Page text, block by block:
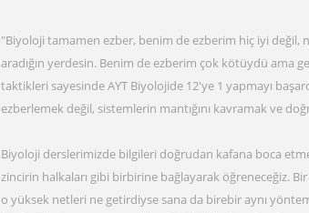
"Biyoloji tamamen ezber, benim de ezberim hiç iyi değil,
aradığın yerdesin. Benim de ezberim çok kötüydü ama
taktikleri sayesinde AYT Biyolojide 12'ye 1 yapmayı
ezberlemek değil, sistemlerin mantığını kavramak ve
Biyoloji derslerimizde bilgileri doğrudan kafana boca
zincirin halkaları gibi birbirine bağlayarak öğreneceğiz.
o yüksek netleri ne getirdiyse sana da birebir aynı